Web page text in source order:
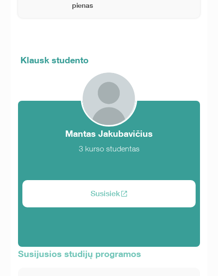
pienas
Klausk studento
Mantas Jakubavičius
3 kurso studentas
Susisiek
Susijusios studijų programos